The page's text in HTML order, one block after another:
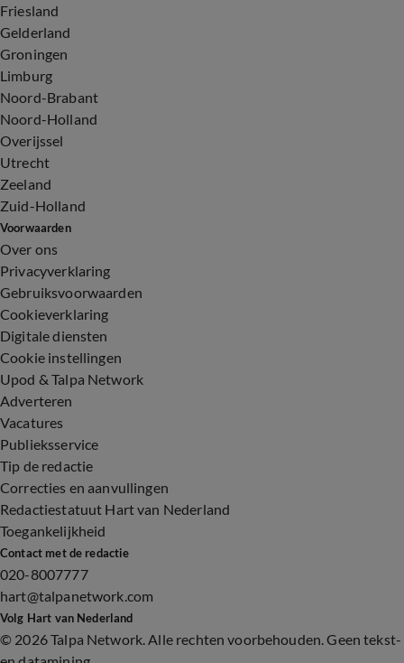
Friesland
Gelderland
Groningen
Limburg
Noord-Brabant
Noord-Holland
Overijssel
Utrecht
Zeeland
Zuid-Holland
Voorwaarden
Over ons
Privacyverklaring
Gebruiksvoorwaarden
Cookieverklaring
Digitale diensten
Cookie instellingen
Upod & Talpa Network
Adverteren
Vacatures
Publieksservice
Tip de redactie
Correcties en aanvullingen
Redactiestatuut Hart van Nederland
Toegankelijkheid
Contact met de redactie
020-8007777
hart@talpanetwork.com
Volg Hart van Nederland
© 2026 Talpa Network. Alle rechten voorbehouden. Geen tekst-